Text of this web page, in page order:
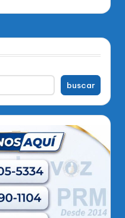
buscar